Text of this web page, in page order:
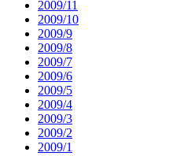
2009/11
2009/10
2009/9
2009/8
2009/7
2009/6
2009/5
2009/4
2009/3
2009/2
2009/1